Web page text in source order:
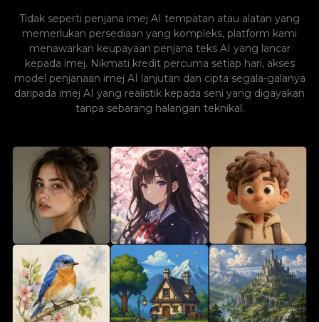
Tidak seperti penjana imej AI tempatan atau alatan yang
memerlukan persediaan yang kompleks, platform kami
menawarkan keupayaan penjana teks AI yang lancar
kepada imej. Nikmati kredit percuma setiap hari, akses
model penjanaan imej AI lanjutan dan cipta segala-galanya
daripada imej AI yang realistik kepada seni yang digayakan
tanpa sebarang halangan teknikal.